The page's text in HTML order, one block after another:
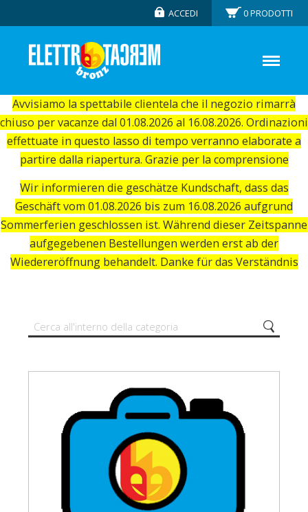
Avvisiamo la spettabile clientela che il negozio rimarrà
chiuso per vacanze dal 01.08.2026 al 16.08.2026. Ordinazioni
effettuate in questo lasso di tempo verranno elaborate a
partire dalla riapertura. Grazie per la comprensione
Wir informieren die geschätze Kundschaft, dass das
Geschäft vom 01.08.2026 bis zum 16.08.2026 aufgrund
Sommerferien geschlossen ist. Während dieser Zeitspanne
aufgegebenen Bestellungen werden erst ab der
Wiedereröffnung behandelt. Danke für das Verständnis
ACCEDI 0PRODOTTI